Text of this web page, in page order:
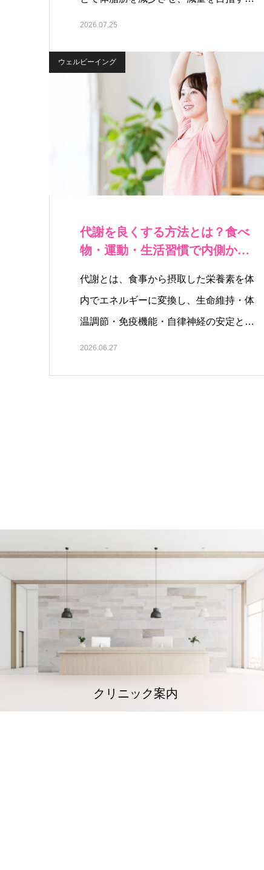
事…
2026.07.25
ウェルビーイング
代謝を良くする方法とは？食べ
物・運動・生活習慣で内側から
代謝とは、食事から摂取した栄養素を体
内でエネルギーに変換し、生命維持・体
温調節・免疫機能・自律神経の安定とい
っ…
2026.06.27
クリニック案内